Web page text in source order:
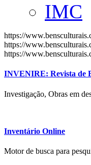
IMC
https://
https://
https://
INVENIRE: Revista de
Investigação, Obras em
Inventário Online
Motor de busca para